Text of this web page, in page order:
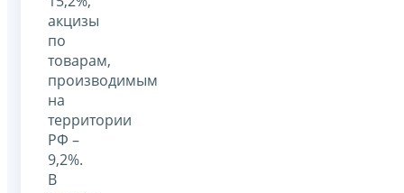
акцизы
по
товарам,
производимым
на
территории
РФ –
9,2%.
В